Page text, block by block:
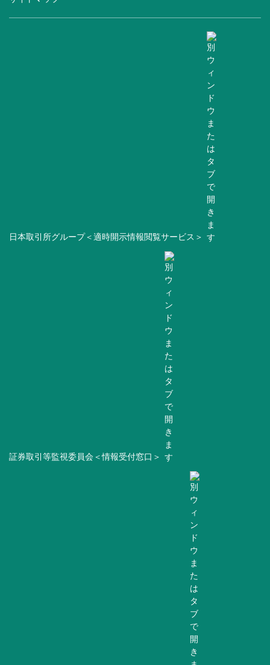
日本取引所グループ＜適時開示情報閲覧サービス＞
証券取引等監視委員会＜情報受付窓口＞